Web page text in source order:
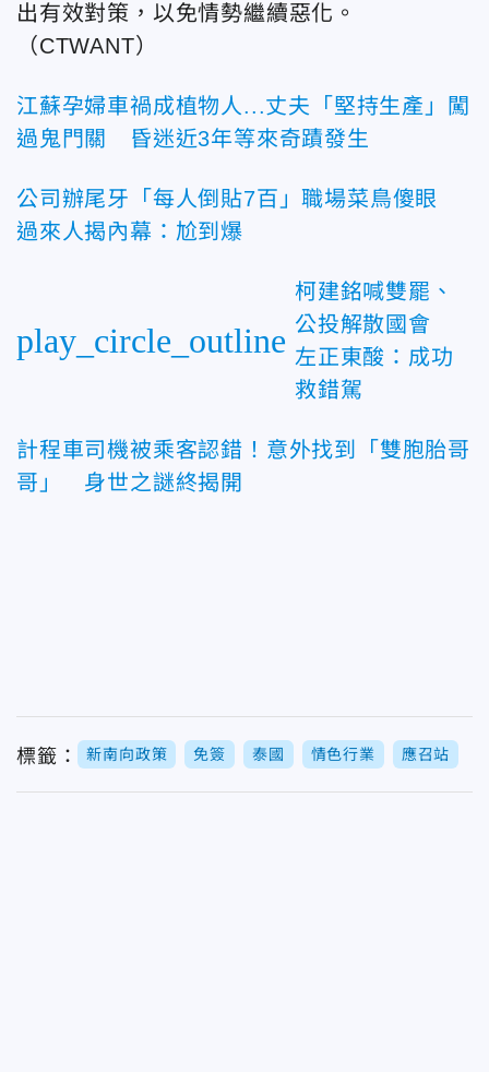
出有效對策，以免情勢繼續惡化。
（CTWANT）
江蘇孕婦車禍成植物人...丈夫「堅持生產」闖
過鬼門關 昏迷近3年等來奇蹟發生
公司辦尾牙「每人倒貼7百」職場菜鳥傻眼
過來人揭內幕：尬到爆
play_circle_outline
柯建銘喊雙罷、
公投解散國會
左正東酸：成功
救錯駕
計程車司機被乘客認錯！意外找到「雙胞胎哥
哥」 身世之謎終揭開
標籤： 新南向政策 免簽 泰國 情色行業 應召站